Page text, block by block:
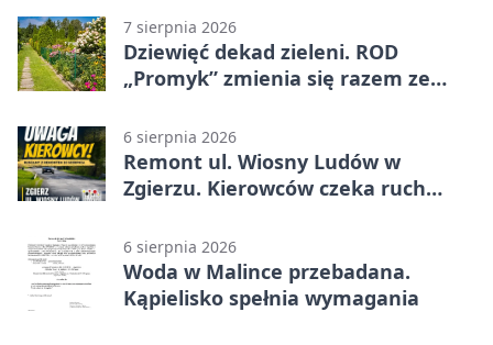
7 sierpnia 2026
Dziewięć dekad zieleni. ROD
„Promyk” zmienia się razem ze
6 sierpnia 2026
Remont ul. Wiosny Ludów w
Zgierzu. Kierowców czeka ruch
6 sierpnia 2026
Woda w Malince przebadana.
Kąpielisko spełnia wymagania